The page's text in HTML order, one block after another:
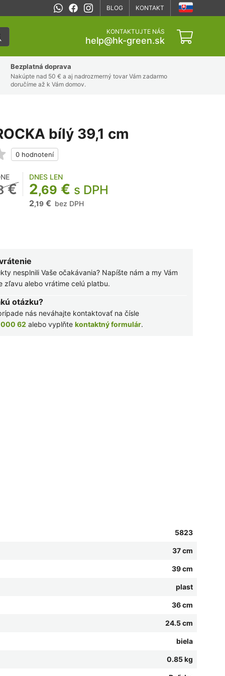
BLOG
KONTAKT
KONTAKTUJTE NÁS
help@hk-green.sk
Bezplatná doprava
Nakúpte nad 50 € a aj nadrozmerný tovar Vám zadarmo
doručíme až k Vám domov.
bílý 39,1 cm
€
DNES LEN
2,69 € s DPH
2,19 € bez DPH
nesplnili Vaše očakávania? Napíšte nám a my Vám
zľavu alebo vrátime celú platbu.
otázku?
nás neváhajte kontaktovať na čísle
62 alebo vyplňte kontaktný formulár.
5823
37 cm
39 cm
plast
36 cm
24.5 cm
biela
0.85 kg